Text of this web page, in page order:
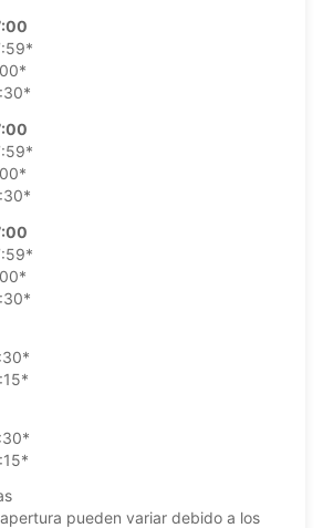
pueden variar debido a los